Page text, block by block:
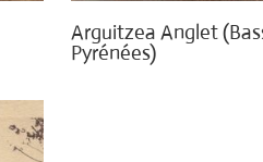
Arguitzea Anglet
Pyrénées)